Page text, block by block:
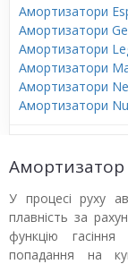
Амортизатори
Амортизатори
Амортизатори
Амортизатори
Амортизатори
Амортизатори
Амортизатор
У процесі руху
плавність за
функцію
попадання на